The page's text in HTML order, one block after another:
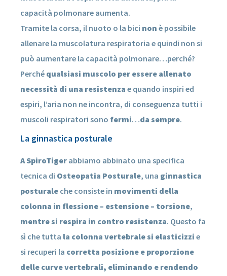
capacità polmonare aumenta.
Tramite la corsa, il nuoto o la bici non è possibile
allenare la muscolatura respiratoria e quindi non si
può aumentare la capacità polmonare…perché?
Perché qualsiasi muscolo per essere allenato
necessità di una resistenza e quando inspiri ed
espiri, l’aria non ne incontra, di conseguenza tutti i
muscoli respiratori sono fermi…da sempre.
La ginnastica posturale
A SpiroTiger abbiamo abbinato una specifica
tecnica di Osteopatia Posturale, una ginnastica
posturale che consiste in movimenti della
colonna in flessione – estensione – torsione,
mentre si respira in contro resistenza. Questo fa
sì che tutta la colonna vertebrale si elasticizzi e
si recuperi la corretta posizione e proporzione
delle curve vertebrali, eliminando e rendendo